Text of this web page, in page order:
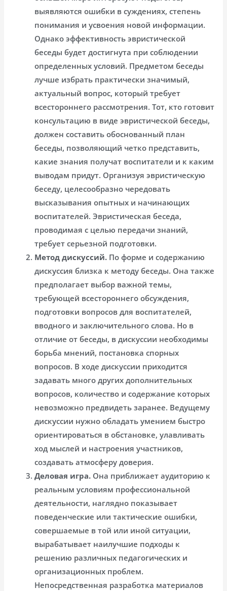
выявляются ошибки в суждениях, степень
понимания и усвоения новой информации.
Однако эффективность эвристической
беседы будет достигнута при соблюдении
определенных условий. Предметом беседы
лучше избрать практически значимый,
актуальный вопрос, который требует
всестороннего рассмотрения. Тот, кто готовит
консультацию в виде эвристической беседы,
должен составить обоснованный план
беседы, позволяющий четко представить,
какие знания получат воспитатели и к каким
выводам придут. Организуя эвристическую
беседу, целесообразно чередовать
высказывания опытных и начинающих
воспитателей. Эвристическая беседа,
проводимая с целью передачи знаний,
требует серьезной подготовки.
Метод дискуссий. По форме и содержанию
дискуссия близка к методу беседы. Она также
предполагает выбор важной темы,
требующей всестороннего обсуждения,
подготовки вопросов для воспитателей,
вводного и заключительного слова. Но в
отличие от беседы, в дискуссии необходимы
борьба мнений, постановка спорных
вопросов. В ходе дискуссии приходится
задавать много других дополнительных
вопросов, количество и содержание которых
невозможно предвидеть заранее. Ведущему
дискуссии нужно обладать умением быстро
ориентироваться в обстановке, улавливать
ход мыслей и настроения участников,
создавать атмосферу доверия.
Деловая игра. Она приближает аудиторию к
реальным условиям профессиональной
деятельности, наглядно показывает
поведенческие или тактические ошибки,
совершаемые в той или иной ситуации,
вырабатывает наилучшие подходы к
решению различных педагогических и
организационных проблем.
Непосредственная разработка материалов